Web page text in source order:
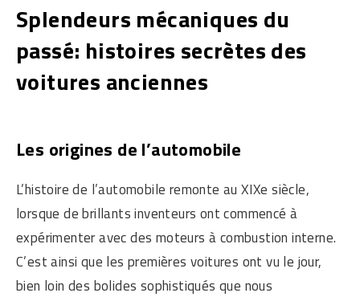
Splendeurs mécaniques du
passé: histoires secrètes des
voitures anciennes
Les origines de l’automobile
L’histoire de l’automobile remonte au XIXe siècle,
lorsque de brillants inventeurs ont commencé à
expérimenter avec des moteurs à combustion interne.
C’est ainsi que les premières voitures ont vu le jour,
bien loin des bolides sophistiqués que nous